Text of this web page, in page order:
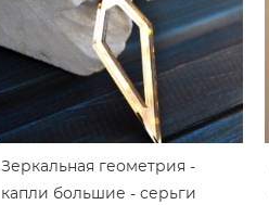
Зеркальная геометрия -
капли большие - серьги